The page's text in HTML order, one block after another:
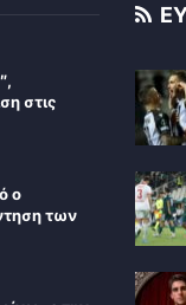
στις
ο
των